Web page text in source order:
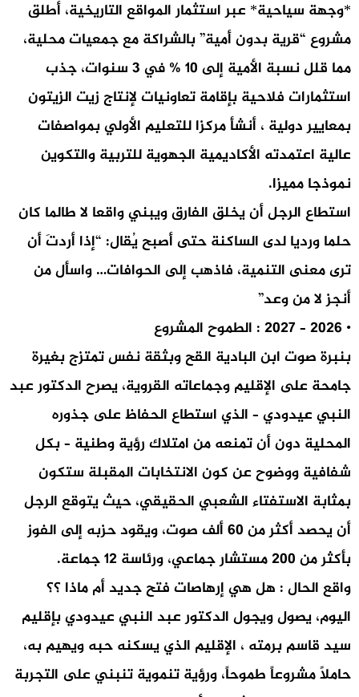
*وجهة سياحية* عبر استثمار المواقع التاريخية، أطلق
مشروع “قرية بدون أمية” بالشراكة مع جمعيات محلية،
مما قلل نسبة الأمية إلى 10 % في 3 سنوات، جذب
استثمارات فلاحية بإقامة تعاونيات لإنتاج زيت الزيتون
بمعايير دولية ، أنشأ مركزا للتعليم الأولي بمواصفات
عالية اعتمدته الأكاديمية الجهوية للتربية والتكوين
نموذجا مميزا.
استطاع الرجل أن يخلق الفارق ويبني واقعا لا طالما كان
حلما ورديا لدى الساكنة حتى أصبح يُقال: “إذا أردتَ أن
ترى معنى التنمية، فاذهب إلى الحوافات… واسأل من
أنجز لا من وعد”
• 2026 – 2027 : الطموح المشروع
بنبرة صوت ابن البادية القح وبثقة نفس تمتزج بغيرة
جامحة على الإقليم وجماعاته القروية، يصرح الدكتور عبد
النبي عيدودي – الذي استطاع الحفاظ على جذوره
المحلية دون أن تمنعه من امتلاك رؤية وطنية – بكل
شفافية ووضوح عن كون الانتخابات المقبلة ستكون
بمثابة الاستفتاء الشعبي الحقيقي، حيث يتوقع الرجل
أن يحصد أكثر من 60 ألف صوت، ويقود حزبه إلى الفوز
بأكثر من 200 مستشار جماعي، ورئاسة 12 جماعة.
واقع الحال : هل هي إرهاصات فتح جديد أم ماذا ؟؟
اليوم، يصول ويجول الدكتور عبد النبي عيدودي بإقليم
سيد قاسم برمته ، الإقليم الذي يسكنه حبه ويهيم به،
حاملاً مشروعاً طموحاً، ورؤية تنموية تنبني على التجربة